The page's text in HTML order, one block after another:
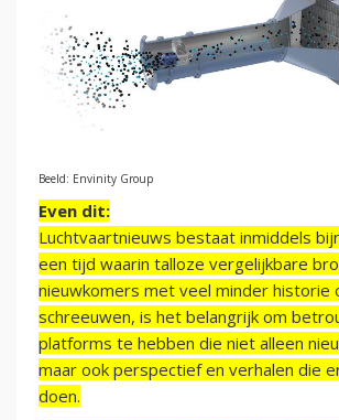
Beeld: Envinity Group
Even dit:
Luchtvaartnieuws bestaat inmiddels
een tijd waarin talloze vergelijkbare
nieuwkomers met veel minder historie
schreeuwen, is het belangrijk om
platforms te hebben die niet alleen
maar ook perspectief en verhalen die
doen.